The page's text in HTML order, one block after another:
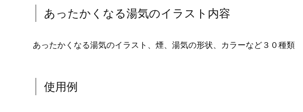
あったかくなる湯気のイラスト内容
あったかくなる湯気のイラスト、煙、湯気の形状、カラーなど３０種類
使用例